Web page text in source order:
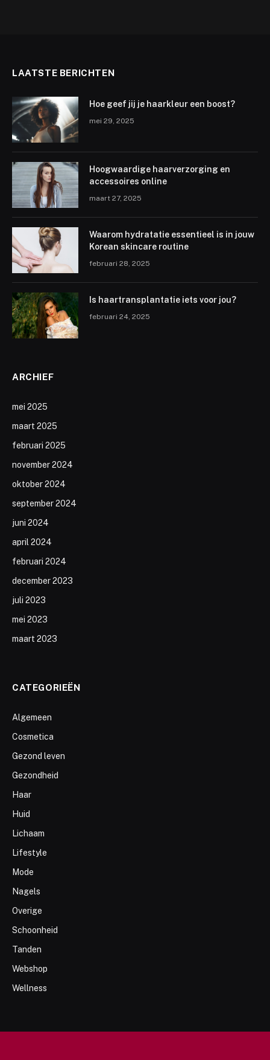
LAATSTE BERICHTEN
Hoe geef jij je haarkleur een boost?
mei 29, 2025
Hoogwaardige haarverzorging en
accessoires online
maart 27, 2025
Waarom hydratatie essentieel is in jouw
Korean skincare routine
februari 28, 2025
Is haartransplantatie iets voor jou?
februari 24, 2025
ARCHIEF
mei 2025
maart 2025
februari 2025
november 2024
oktober 2024
september 2024
juni 2024
april 2024
februari 2024
december 2023
juli 2023
mei 2023
maart 2023
CATEGORIEËN
Algemeen
Cosmetica
Gezond leven
Gezondheid
Haar
Huid
Lichaam
Lifestyle
Mode
Nagels
Overige
Schoonheid
Tanden
Webshop
Wellness